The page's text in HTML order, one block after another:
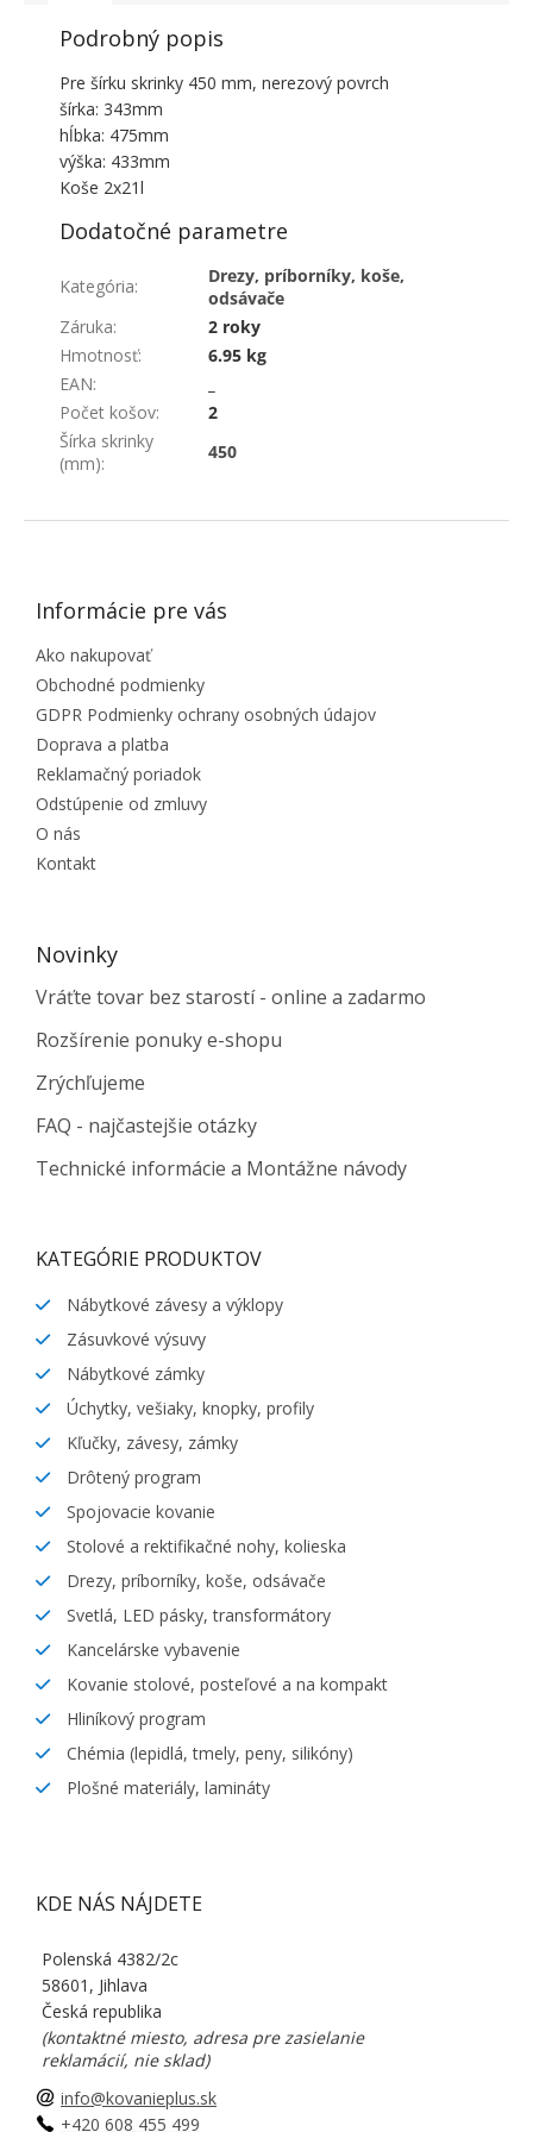
Podrobný popis
Pre šírku skrinky 450 mm, nerezový povrch
šírka: 343mm
hĺbka: 475mm
výška: 433mm
Koše 2x21l
Dodatočné parametre
Kategória:
Drezy, príborníky, koše,
odsávače
Záruka:
2 roky
Hmotnosť:
6.95 kg
EAN:
Počet košov:
2
Šírka skrinky
(mm):
450
ZÁPÄTIE
Informácie pre vás
Ako nakupovať
Obchodné podmienky
GDPR Podmienky ochrany osobných údajov
Doprava a platba
Reklamačný poriadok
Odstúpenie od zmluvy
O nás
Kontakt
Novinky
Vráťte tovar bez starostí - online a zadarmo
Rozšírenie ponuky e-shopu
Zrýchľujeme
FAQ - najčastejšie otázky
Technické informácie a Montážne návody
KATEGÓRIE PRODUKTOV
Nábytkové závesy a výklopy
Zásuvkové výsuvy
Nábytkové zámky
Úchytky, vešiaky, knopky, profily
Kľučky, závesy, zámky
Drôtený program
Spojovacie kovanie
Stolové a rektifikačné nohy, kolieska
Drezy, príborníky, koše, odsávače
Svetlá, LED pásky, transformátory
Kancelárske vybavenie
Kovanie stolové, posteľové a na kompakt
Hliníkový program
Chémia (lepidlá, tmely, peny, silikóny)
Plošné materiály, lamináty
KDE NÁS NÁJDETE
Polenská 4382/2c
58601, Jihlava
Česká republika
(kontaktné miesto, adresa pre zasielanie
reklamácií, nie sklad)
info@kovanieplus.sk
+420 608 455 499